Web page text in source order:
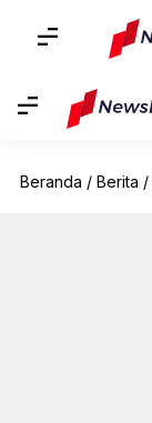
Beranda / Berita /